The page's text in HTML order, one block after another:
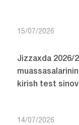
15/07/2026
Jizzaxda 2026/
kirish test
14/07/2026